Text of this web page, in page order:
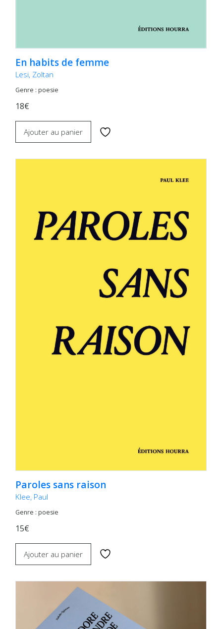
En habits de femme
Lesi, Zoltan
Genre : poesie
18€
Ajouter au panier
Paroles sans raison
Klee, Paul
Genre : poesie
15€
Ajouter au panier